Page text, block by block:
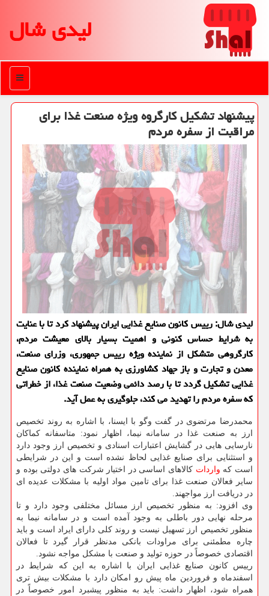
لیدی شال
منو
پیشنهاد تشكیل كارگروه ویژه صنعت غذا برای
مراقبت از سفره مردم
لیدی شال: رییس كانون صنایع غذایی ایران پیشنهاد كرد تا با عنایت
به شرایط حساس كنونی و اهمیت بسیار بالای معیشت مردم،
كارگروهی متشكل از نماینده ویژه رییس جمهوری، وزرای صنعت،
معدن و تجارت و باز جهاد كشاورزی به همراه نماینده كانون صنایع
غذایی تشكیل گردد تا با رصد دائمی وضعیت صنعت غذا، از خطراتی
كه سفره مردم را تهدید می كند، جلوگیری به عمل آید.
محمدرضا مرتضوی در گفت وگو با ایسنا، با اشاره به روند تخصیص
ارز به صنعت غذا در سامانه نیما، اظهار نمود: متاسفانه كماكان
نارسایی هایی در گشایش اعتبارات اسنادی و تخصیص ارز وجود دارد
و استثنایی برای صنایع غذایی لحاظ نشده است و این در شرایطی
است كه واردات كالاهای اساسی در اختیار شركت های دولتی بوده و
سایر فعالان صنعت غذا برای تامین مواد اولیه با مشكلات عدیده ای
در دریافت ارز مواجهند.
وی افزود: به منظور تخصیص ارز مسائل مختلفی وجود دارد و تا
مرحله نهایی دور باطلی به وجود آمده است و در سامانه نیما به
منظور تخصیص ارز تسهیل نیست و روند كلی دارای ایراد است و باید
چاره مطمئنی برای مراودات بانكی مدنظر قرار گیرد تا فعالان
اقتصادی خصوصاً در حوزه تولید و صنعت با مشكل مواجه نشود.
رییس كانون صنایع غذایی ایران با اشاره به این كه شرایط در
اسفندماه و فروردین ماه پیش رو امكان دارد با مشكلات بیش تری
همراه شود، اظهار داشت: باید به منظور پیشبرد امور خصوصاً در